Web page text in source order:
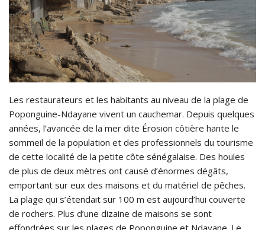
Les restaurateurs et les habitants au niveau de la plage de
Poponguine-Ndayane vivent un cauchemar. Depuis quelques
années, l’avancée de la mer dite Érosion côtière hante le
sommeil de la population et des professionnels du tourisme
de cette localité de la petite côte sénégalaise. Des houles
de plus de deux mètres ont causé d’énormes dégâts,
emportant sur eux des maisons et du matériel de pêches.
La plage qui s’étendait sur 100 m est aujourd’hui couverte
de rochers. Plus d’une dizaine de maisons se sont